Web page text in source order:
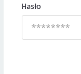
Hasło